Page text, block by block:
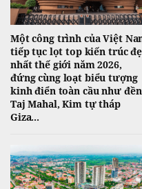
Một công trình của Việt
tiếp tục lọt top kiến trúc
nhất thế giới năm 2026,
đứng cùng loạt biểu tượng
kinh điển toàn cầu như đền
Taj Mahal, Kim tự tháp
Giza...